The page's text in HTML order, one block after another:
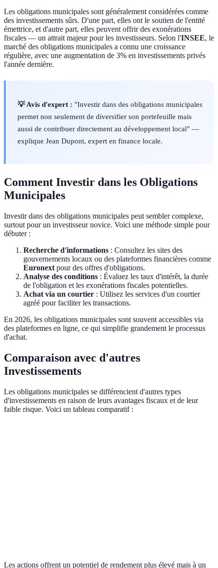
Les obligations municipales sont généralement considérées comme
des investissements sûrs. D'une part, elles ont le soutien de l'entité
émettrice, et d'autre part, elles peuvent offrir des exonérations
fiscales — un attrait majeur pour les investisseurs. Selon l'INSEE, le
marché des obligations municipales a connu une croissance
régulière, avec une augmentation de 3% en investissements privés
l'année dernière.
💡 Avis d'expert : "Investir dans des obligations municipales
permet non seulement de diversifier son portefeuille mais
aussi de contribuer directement au développement local" —
explique Jean Dupont, expert en finance locale.
Comment Investir dans les Obligations
Municipales
Investir dans des obligations municipales peut sembler complexe,
surtout pour un investisseur novice. Voici une méthode simple pour
débuter :
Recherche d'informations : Consultez les sites des
gouvernements locaux ou des plateformes financières comme
Euronext pour des offres d'obligations.
Analyse des conditions : Évaluez les taux d'intérêt, la durée
de l'obligation et les exonérations fiscales potentielles.
Achat via un courtier : Utilisez les services d'un courtier
agréé pour faciliter les transactions.
En 2026, les obligations municipales sont souvent accessibles via
des plateformes en ligne, ce qui simplifie grandement le processus
d'achat.
Comparaison avec d'autres
Investissements
Les obligations municipales se différencient d'autres types
d'investissements en raison de leurs avantages fiscaux et de leur
faible risque. Voici un tableau comparatif :
Les actions offrent un potentiel de rendement plus élevé mais à un